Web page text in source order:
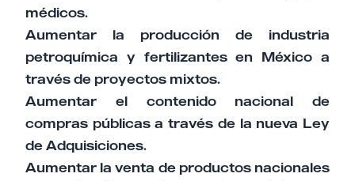
médicos.
Aumentar la producción de industria
petroquímica y fertilizantes en México a
través de proyectos mixtos.
Aumentar el contenido nacional de
compras públicas a través de la nueva Ley
de Adquisiciones.
Aumentar la venta de productos nacionales